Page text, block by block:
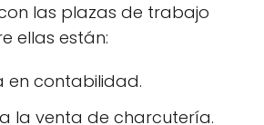
las plazas de trabajo
ellas están:
en contabilidad.
la venta de charcutería.